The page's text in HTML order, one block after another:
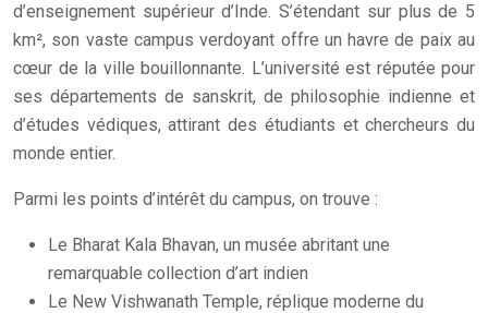
d’enseignement supérieur d’Inde. S’étendant sur plus de 5
km², son vaste campus verdoyant offre un havre de paix au
cœur de la ville bouillonnante. L’université est réputée pour
ses départements de sanskrit, de philosophie indienne et
d’études védiques, attirant des étudiants et chercheurs du
monde entier.
Parmi les points d’intérêt du campus, on trouve :
Le Bharat Kala Bhavan, un musée abritant une
remarquable collection d’art indien
Le New Vishwanath Temple, réplique moderne du